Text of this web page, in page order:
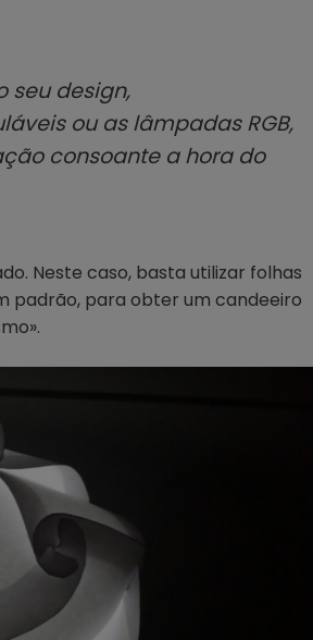
seu design,
ou as lâmpadas RGB,
consoante a hora do
Neste caso, basta utilizar folhas
padrão, para obter um candeeiro